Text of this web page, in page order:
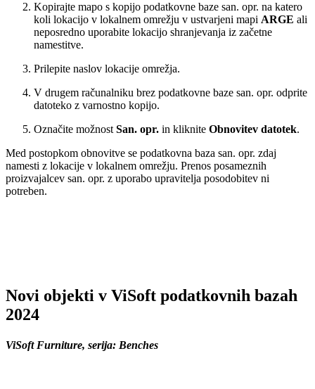
Kopirajte mapo s kopijo podatkovne baze san. opr. na katero
koli lokacijo v lokalnem omrežju v ustvarjeni mapi ARGE ali
neposredno uporabite lokacijo shranjevanja iz začetne
namestitve.
Prilepite naslov lokacije omrežja.
V drugem računalniku brez podatkovne baze san. opr. odprite
datoteko z varnostno kopijo.
Označite možnost San. opr. in kliknite Obnovitev datotek.
Med postopkom obnovitve se podatkovna baza san. opr. zdaj
namesti z lokacije v lokalnem omrežju. Prenos posameznih
proizvajalcev san. opr. z uporabo upravitelja posodobitev ni
potreben.
Novi objekti v ViSoft podatkovnih bazah
2024
ViSoft Furniture, serija: Benches